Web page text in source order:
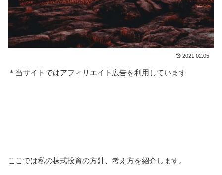
2021.02.05
＊当サイトではアフィリエイト広告を利用しています
ここでは私の株式投資の方針、考え方を紹介します。